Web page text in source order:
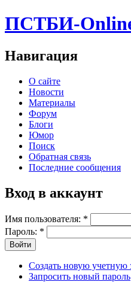
ПСТБИ-
Навигация
О сайте
Новости
Материалы
Форум
Блоги
Юмор
Поиск
Обратная связь
Последние сообщения
Вход в аккаунт
Имя пользователя: *
Пароль: *
Создать новую учетную
Запросить новый пароль